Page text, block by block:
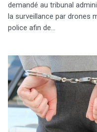
demandé au tribunal
la surveillance par drones
police afin de…